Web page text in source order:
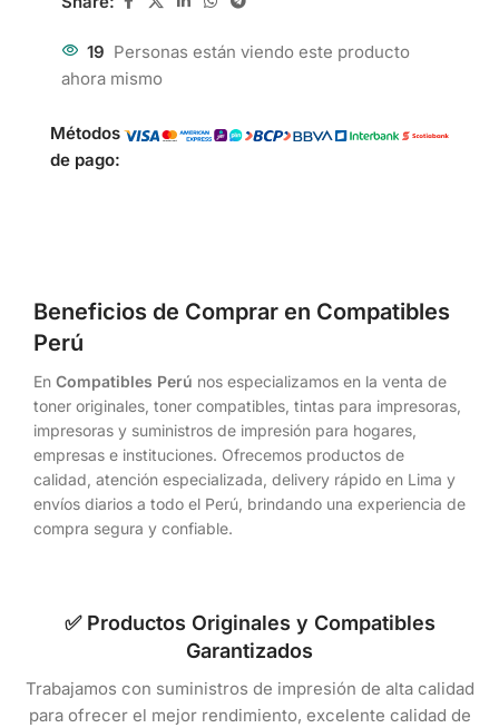
19 Personas están viendo este producto
ahora mismo
Métodos
de pago:
Beneficios de Comprar en Compatibles
Perú
En Compatibles Perú nos especializamos en la venta de
toner originales, toner compatibles, tintas para impresoras,
impresoras y suministros de impresión para hogares,
empresas e instituciones. Ofrecemos productos de
calidad, atención especializada, delivery rápido en Lima y
envíos diarios a todo el Perú, brindando una experiencia de
compra segura y confiable.
✅ Productos Originales y Compatibles
Garantizados
Trabajamos con suministros de impresión de alta calidad
para ofrecer el mejor rendimiento, excelente calidad de